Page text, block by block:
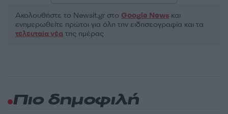
Ακολουθήστε το Νewsit.gr στο Google News και
ενημερωθείτε πρώτοι για όλη την ειδησεογραφία και τα
τελευταία νέα της ημέρας
Πιο δημοφιλή